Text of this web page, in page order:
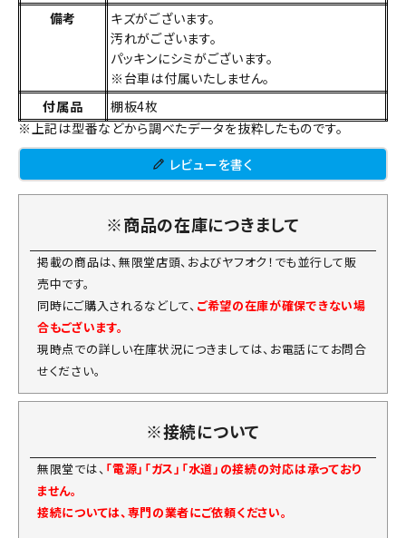
備考
キズがございます。
汚れがございます。
パッキンにシミがございます。
※台車は付属いたしません。
付属品
棚板4枚
※上記は型番などから調べたデータを抜粋したものです。
レビューを書く
※商品の在庫につきまして
掲載の商品は、無限堂店頭、およびヤフオク！でも並行して販
売中です。
同時にご購入されるなどして、 ご希望の在庫が確保できない場
合もございます。
現時点での詳しい在庫状況につきましては、お電話にてお問合
せください。
※接続について
無限堂では、 「電源」「ガス」「水道」の接続の対応は承っており
ません。
接続については、専門の業者にご依頼ください。